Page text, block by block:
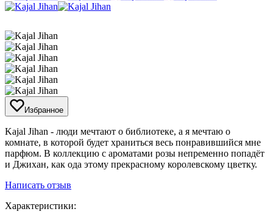
Избранное
​Kajal Jihan - люди мечтают о библиотеке, а я мечтаю о
комнате, в которой будет храниться весь понравившийся мне
парфюм. В коллекцию с ароматами розы непременно попадёт
и Джихан, как ода этому прекрасному королевскому цветку.
Написать отзыв
Характеристики: